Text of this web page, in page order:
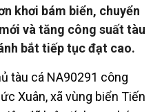
khơi bám biển, chuyển
và tăng công suất tàu
bắt tiếp tục đạt cao.
tàu cá NA90291 công
Xuân, xã vùng biển Tiến